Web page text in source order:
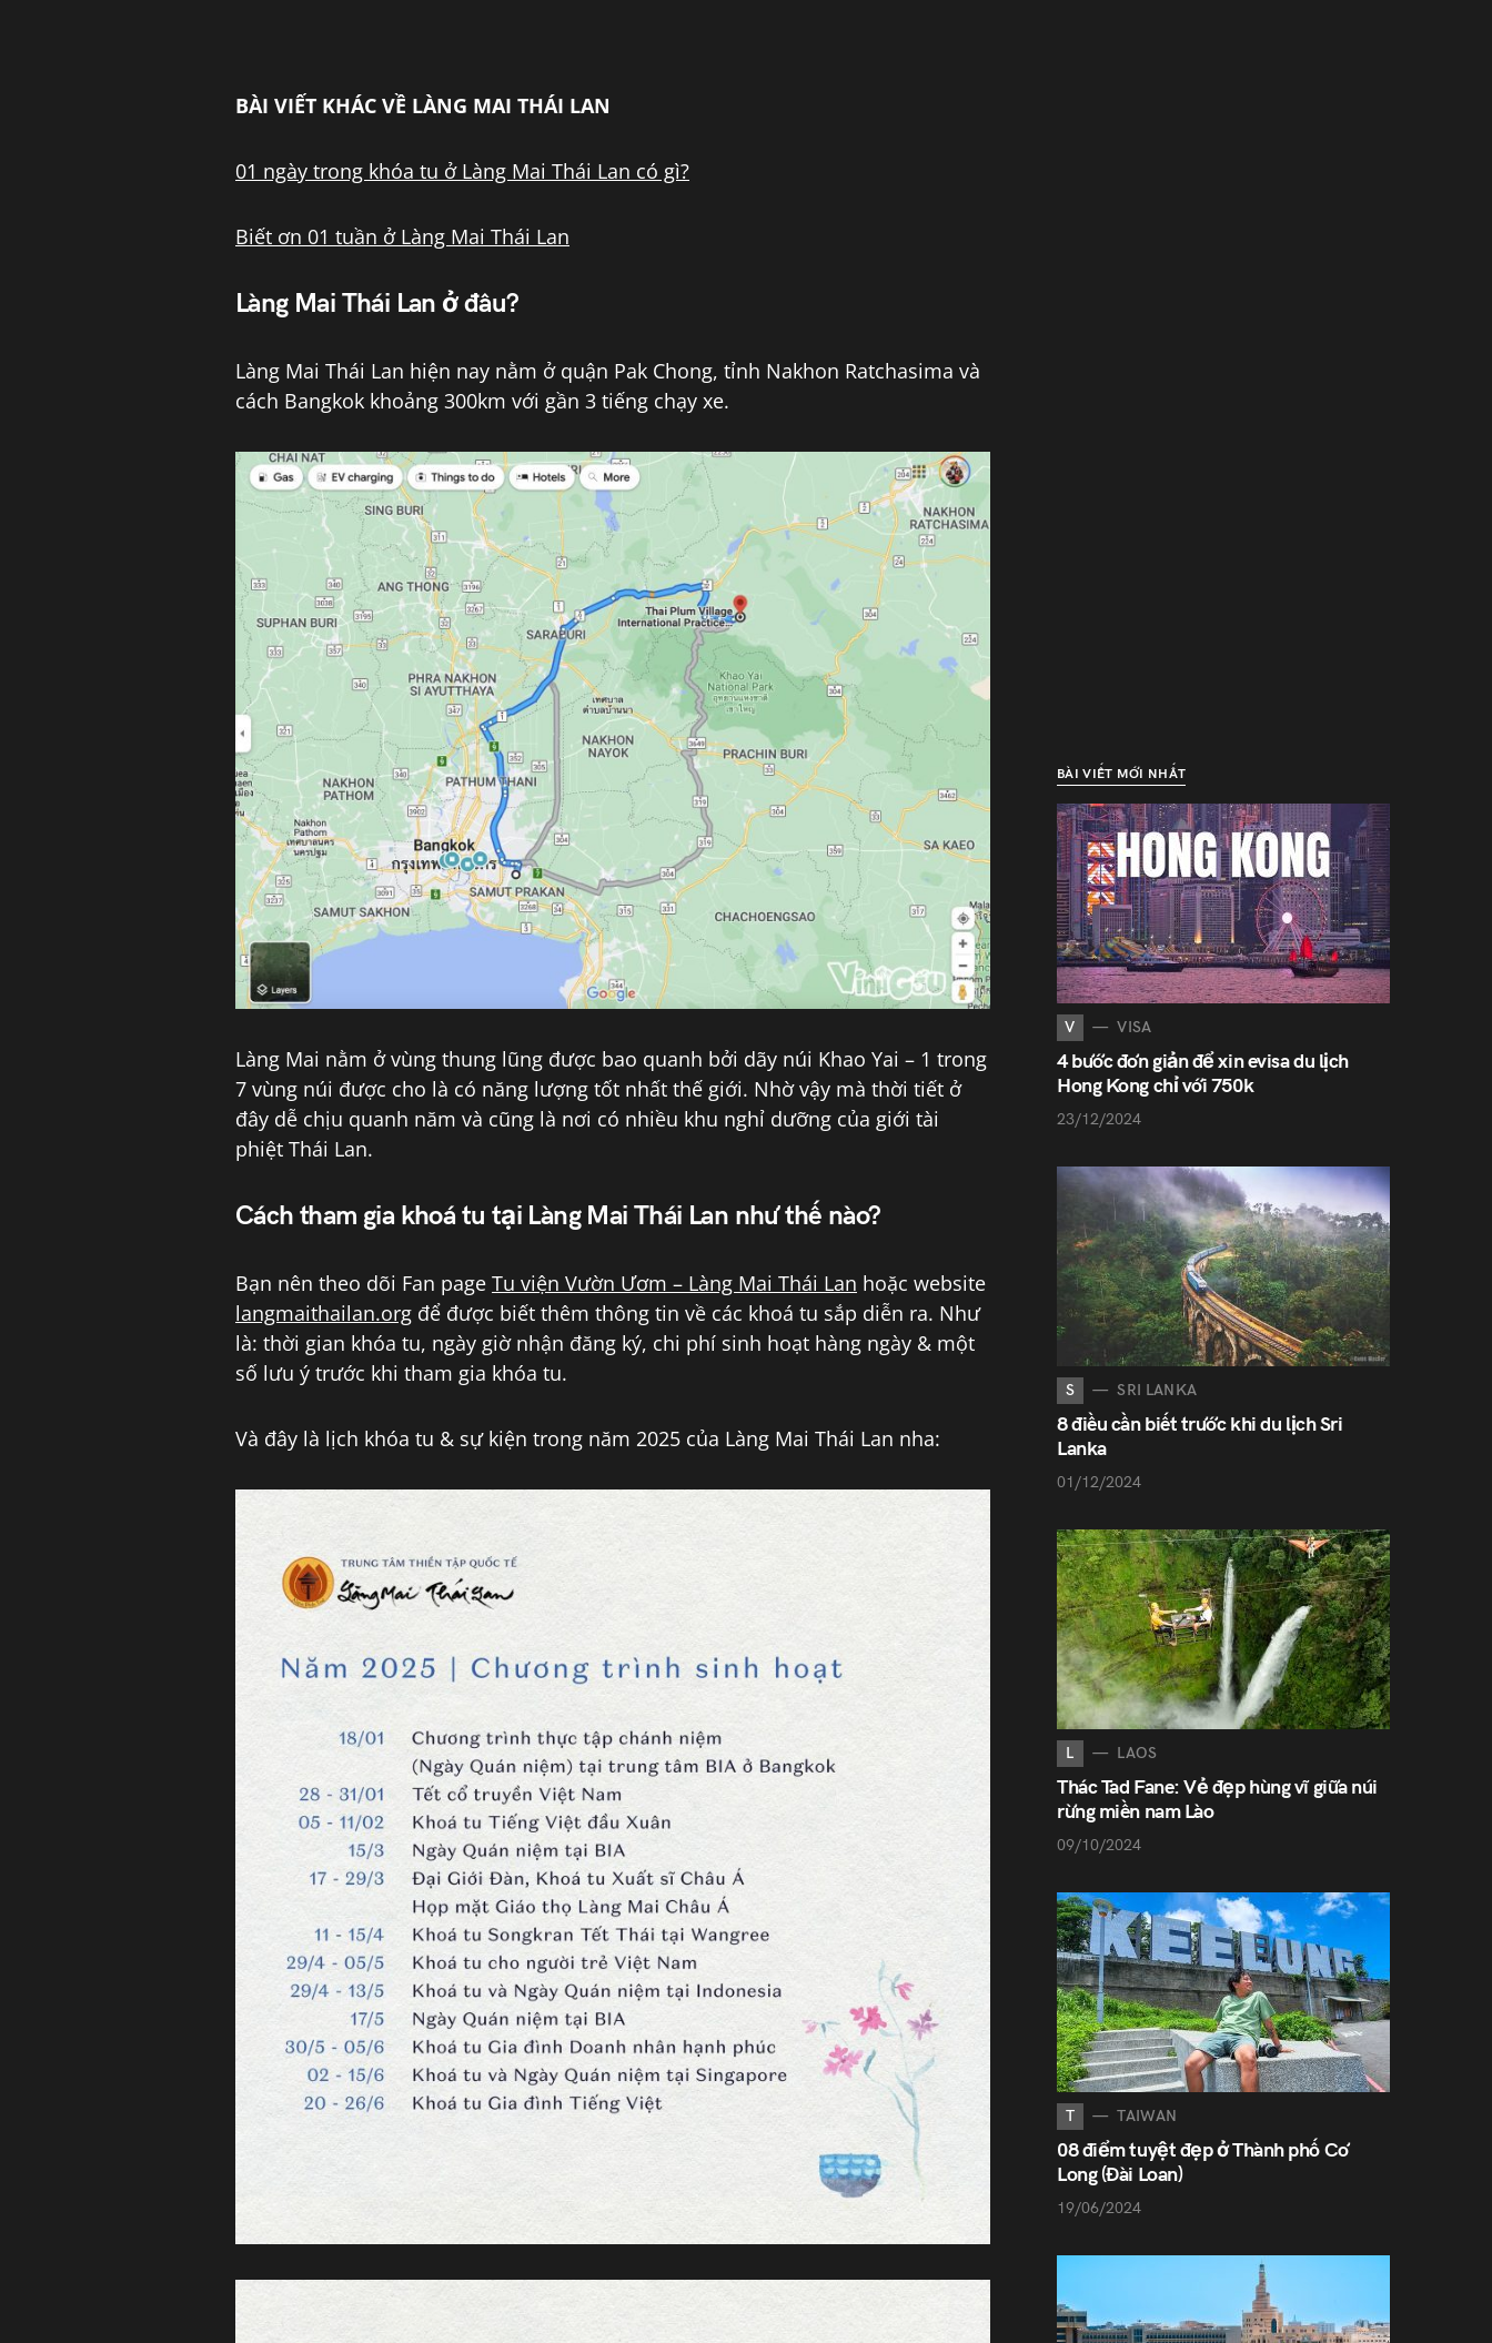
BÀI VIẾT KHÁC VỀ LÀNG MAI THÁI LAN
01 ngày trong khóa tu ở Làng Mai Thái Lan có gì?
Biết ơn 01 tuần ở Làng Mai Thái Lan
Làng Mai Thái Lan ở đâu?
Làng Mai Thái Lan hiện nay nằm ở quận Pak Chong, tỉnh Nakhon Ratchasima và
cách Bangkok khoảng 300km với gần 3 tiếng chạy xe.
Làng Mai nằm ở vùng thung lũng được bao quanh bởi dãy núi Khao Yai – 1 trong
7 vùng núi được cho là có năng lượng tốt nhất thế giới. Nhờ vậy mà thời tiết ở
đây dễ chịu quanh năm và cũng là nơi có nhiều khu nghỉ dưỡng của giới tài
phiệt Thái Lan.
Cách tham gia khoá tu tại Làng Mai Thái Lan như thế nào?
Bạn nên theo dõi Fan page Tu viện Vườn Ươm – Làng Mai Thái Lan hoặc website
langmaithailan.org để được biết thêm thông tin về các khoá tu sắp diễn ra. Như
là: thời gian khóa tu, ngày giờ nhận đăng ký, chi phí sinh hoạt hàng ngày & một
số lưu ý trước khi tham gia khóa tu.
Và đây là lịch khóa tu & sự kiện trong năm 2025 của Làng Mai Thái Lan nha:
BÀI VIẾT MỚI NHẤT
V VISA
4 bước đơn giản để xin evisa du lịch
Hong Kong chỉ với 750k
23/12/2024
S SRI LANKA
8 điều cần biết trước khi du lịch Sri
Lanka
01/12/2024
L LAOS
Thác Tad Fane: Vẻ đẹp hùng vĩ giữa núi
rừng miền nam Lào
09/10/2024
T TAIWAN
08 điểm tuyệt đẹp ở Thành phố Cơ
Long (Đài Loan)
19/06/2024